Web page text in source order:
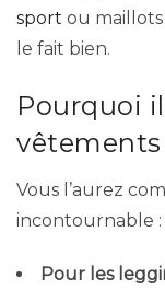
sport ou maillots
le fait bien.
Pourquoi
Vous l’aurez
incontournable :
Pour les